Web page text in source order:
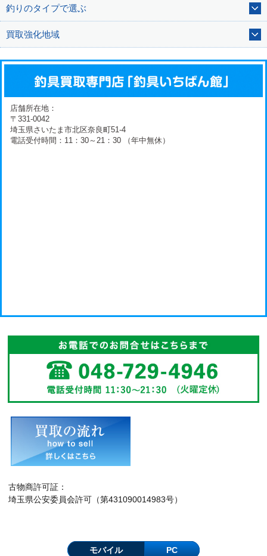
釣りのタイプで選ぶ
買取強化地域
店舗所在地：
〒331-0042
埼玉県さいたま市北区奈良町51-4
電話受付時間：11：30～21：30 （年中無休）
古物商許可証：
埼玉県公安委員会許可（第431090014983号）
モバイル PC